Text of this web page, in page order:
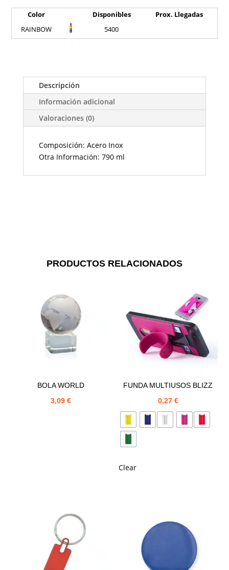
Color Disponibles
Prox. Llegadas
RAINBOW
5400
Descripción
Información adicional
Valoraciones (0)
Composición: Acero Inox
Otra Información: 790 ml
PRODUCTOS RELACIONADOS
BOLA WORLD
3,09€
FUNDA MULTIUSOS BLIZZ
0,27 €
Clear